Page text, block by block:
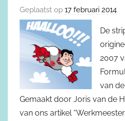
Geplaatst op 17 februari 2014
De
2007
van
Gemaakt door Joris van de
van ons artikel